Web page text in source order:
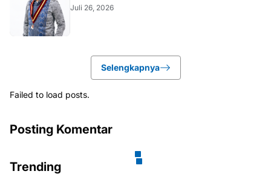
Juli 26, 2026
Selengkapnya
Failed to load posts.
Posting Komentar
Trending